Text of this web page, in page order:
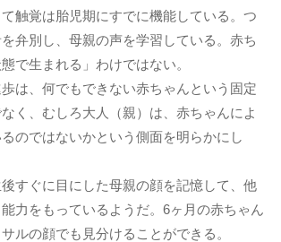
触覚は胎児期にすでに機能している。つ
弁別し、母親の声を学習している。赤ち
で生まれる」わけではない。
は、何でもできない赤ちゃんという固定
く、むしろ大人（親）は、赤ちゃんによ
のではないかという側面を明らかにし
すぐに目にした母親の顔を記憶して、他
力をもっているようだ。6ヶ月の赤ちゃん
ルの顔でも見分けることができる。